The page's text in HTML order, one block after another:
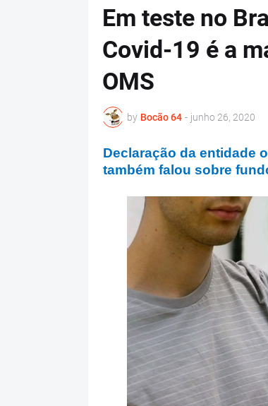
Em teste no
Covid-19 é a
OMS
by Bocão 64 - junho 26, 2020
Declaração da entidade
também falou sobre